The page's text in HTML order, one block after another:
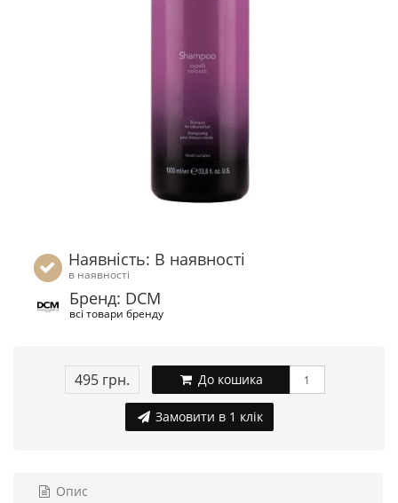
Наявність: В наявності
в наявності
Бренд: DCM
всі товари бренду
495 грн. До кошика
Замовити в 1 клік
Опис